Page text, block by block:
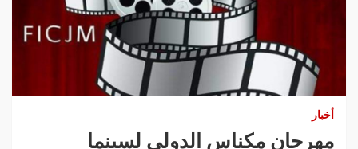
أخبار
مهرجان مكناس الدولي لسينما